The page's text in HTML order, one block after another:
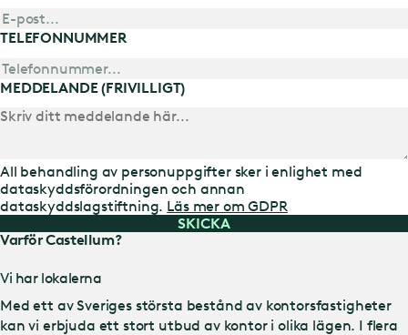
TELEFONNUMMER
MEDDELANDE (FRIVILLIGT)
All behandling av personuppgifter sker i enlighet med
dataskyddsförordningen och annan
dataskyddslagstiftning. Läs mer om GDPR
SKICKA
Varför Castellum?
Vi har lokalerna
Med ett av Sveriges största bestånd av kontorsfastigheter
kan vi erbjuda ett stort utbud av kontor i olika lägen. I flera